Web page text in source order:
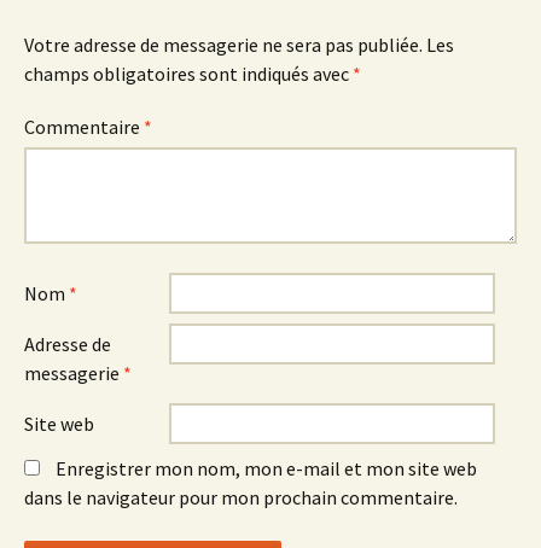
Votre adresse de messagerie ne sera pas publiée. Les
champs obligatoires sont indiqués avec *
Commentaire *
Nom *
Adresse de
messagerie *
Site web
Enregistrer mon nom, mon e-mail et mon site web
dans le navigateur pour mon prochain commentaire.